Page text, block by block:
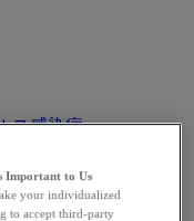
ス感染症
Important to Us
your individualized
to accept third-party